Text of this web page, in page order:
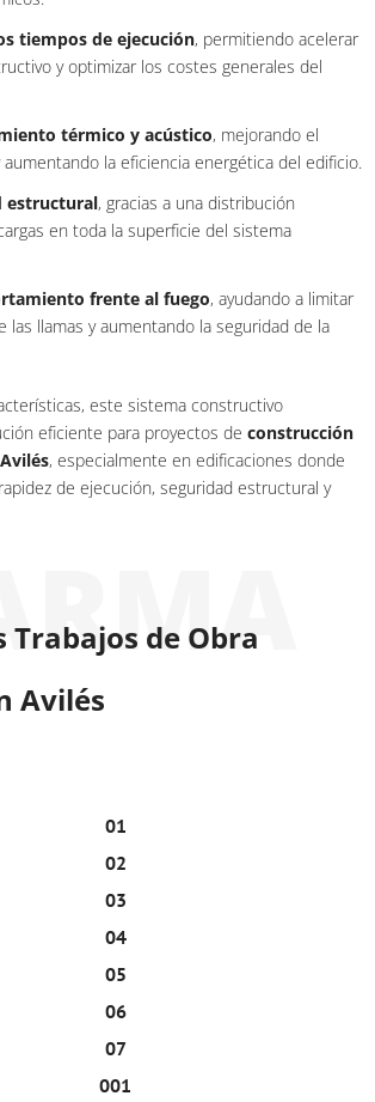
tiempos de ejecución, permitiendo acelerar
y optimizar los costes generales del
térmico y acústico, mejorando el
la eficiencia energética del edificio.
estructural, gracias a una distribución
en toda la superficie del sistema
frente al fuego, ayudando a limitar
las llamas y aumentando la seguridad de la
este sistema constructivo
eficiente para proyectos de construcción
, especialmente en edificaciones donde
de ejecución, seguridad estructural y
Trabajos de Obra
Avilés